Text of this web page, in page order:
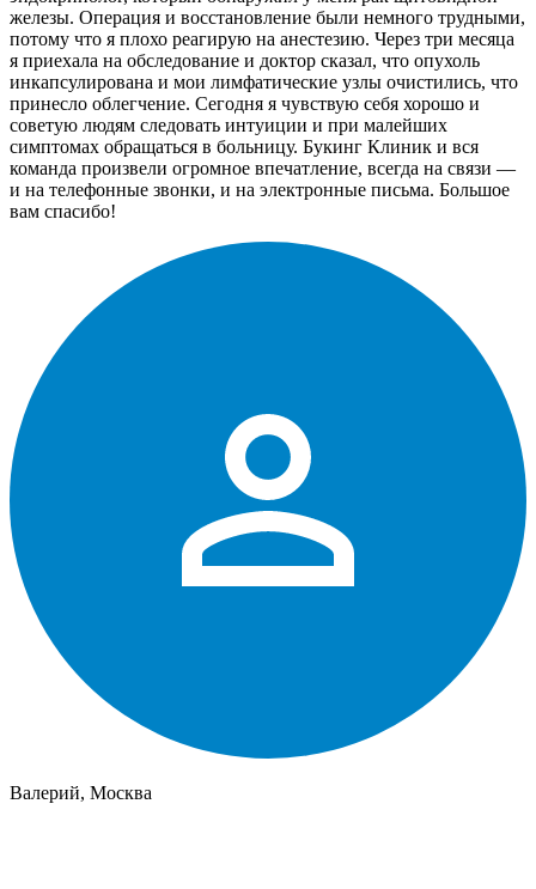
железы. Операция и восстановление были немного трудными,
потому что я плохо реагирую на анестезию. Через три месяца
я приехала на обследование и доктор сказал, что опухоль
инкапсулирована и мои лимфатические узлы очистились, что
принесло облегчение. Сегодня я чувствую себя хорошо и
советую людям следовать интуиции и при малейших
симптомах обращаться в больницу. Букинг Клиник и вся
команда произвели огромное впечатление, всегда на связи —
и на телефонные звонки, и на электронные письма. Большое
вам спасибо!
Валерий, Москва